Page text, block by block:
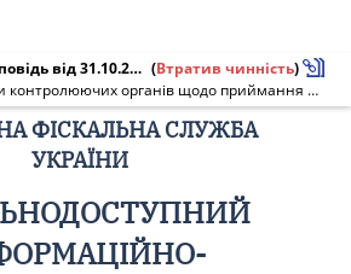
Запитання-відповідь від 31.10.2018 (Втратив чинність)
Який режим роботи контролюючих органів щодо приймання податкової звітності, у тому числі в електронному вигляді, та який операційний день встановлено для надсилання платником податків електронних документів та їх прийняття контролюючим органом? [Діяло до 07.11.2018]
ФІСКАЛЬНА СЛУЖБА
УКРАЇНИ